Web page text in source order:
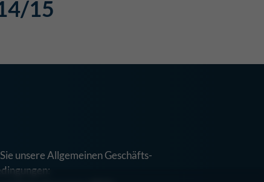
15
unsere Allgemeinen Geschäfts-